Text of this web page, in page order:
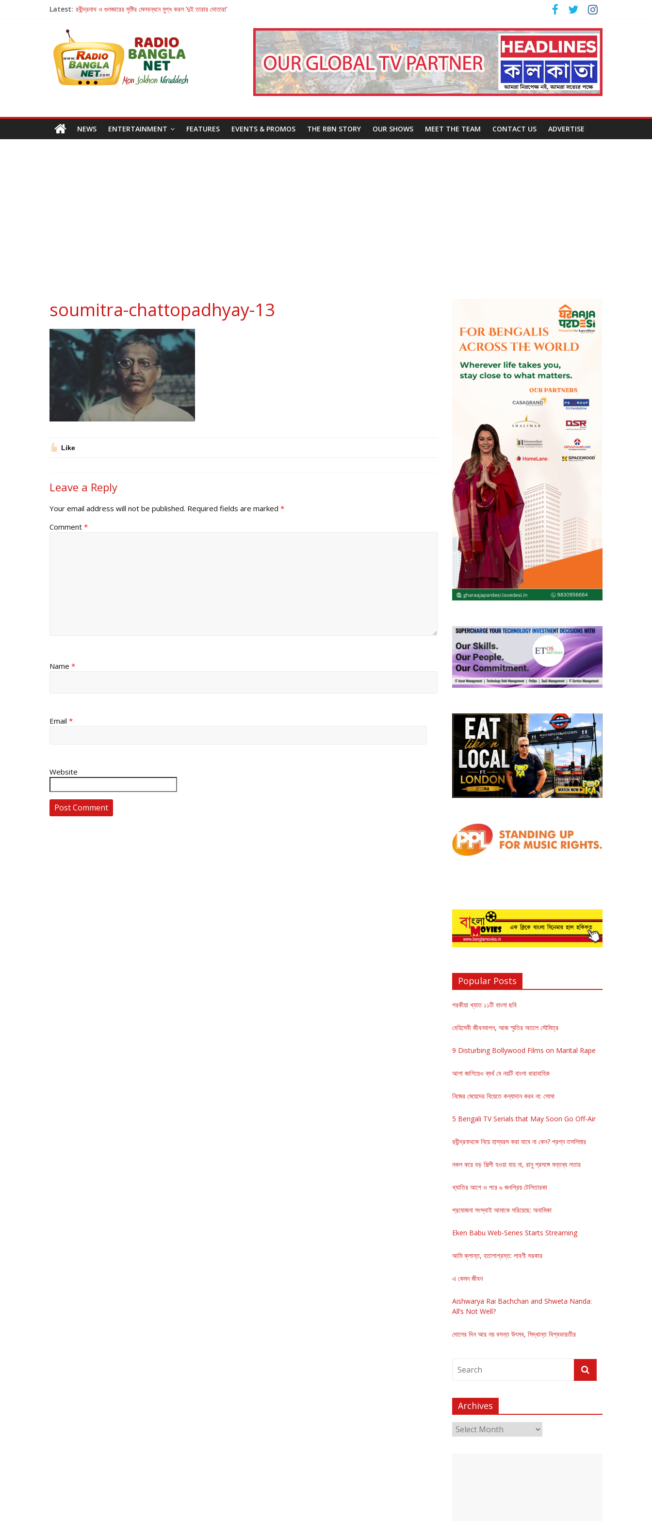
Latest: রবীন্দ্রনাথ ও গুলজারের সৃষ্টির মেলবন্ধনে মুগ্ধ করল ‘দুই তারার দোতারা’
Retribution: A Thought-Provoking Short Film That Challenges Our Understanding of Justice
হাওয়া বদলের টলিউডে ‘তুমি এলে তাই’
NEWS ENTERTAINMENT FEATURES EVENTS & PROMOS THE RBN STORY OUR SHOWS MEET THE TEAM CONTACT US ADVERTISE
soumitra-chattopadhyay-13
Like
Leave a Reply
Your email address will not be published. Required fields are marked *
Comment *
Name *
Email *
Website
Popular Posts
পরকীয়া খ্যাত ১১টি বাংলা ছবি
বেহিসেবী জীবনযাপন, আজ স্মৃতির অতলে সৌমিত্র
9 Disturbing Bollywood Films on Marital Rape
আশা জাগিয়েও ব্যর্থ যে নয়টি বাংলা ধারাবাহিক
নিজের মেয়েদের বিয়েতে কন্যাদান করব না: সোমা
5 Bengali TV Serials that May Soon Go Off-Air
রবীন্দ্রনাথকে নিয়ে হাস্যরস করা যাবে না কেন? প্রশ্ন তসলিমার
নকল করে বড় শিল্পী হওয়া যায় না, রানু প্রসঙ্গে মন্তব্য লতার
খ্যাতির আগে ও পরে ৬ জনপ্রিয় টেলিতারকা
প্রযোজনা সংস্থাই আমাকে সরিয়েছে: অনামিকা
Eken Babu Web-Series Starts Streaming
আমি ক্লান্ত, হতাশাগ্রস্ত: লাবণী সরকার
এ কেমন জীবন
Aishwarya Rai Bachchan and Shweta Nanda:
All’s Not Well?
দোলের দিন আর নয় বসন্ত উৎসব, সিদ্ধান্ত বিশ্বভারতীর
Archives